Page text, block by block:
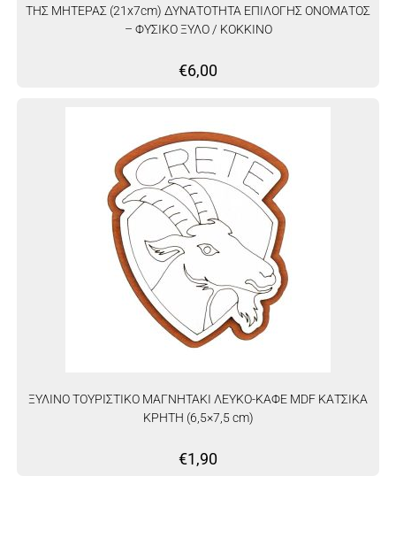
ΤΗΣ ΜΗΤΕΡΑΣ (21x7cm) ΔΥΝΑΤΟΤΗΤΑ ΕΠΙΛΟΓΗΣ ΟΝΟΜΑΤΟΣ
– ΦΥΣΙΚΟ ΞΥΛΟ / ΚΟΚΚΙΝΟ
€6,00
ΞΥΛΙΝΟ ΤΟΥΡΙΣΤΙΚΟ ΜΑΓΝΗΤΑΚΙ ΛΕΥΚΟ-ΚΑΦΕ MDF ΚΑΤΣΙΚΑ
ΚΡΗΤΗ (6,5×7,5 cm)
€1,90